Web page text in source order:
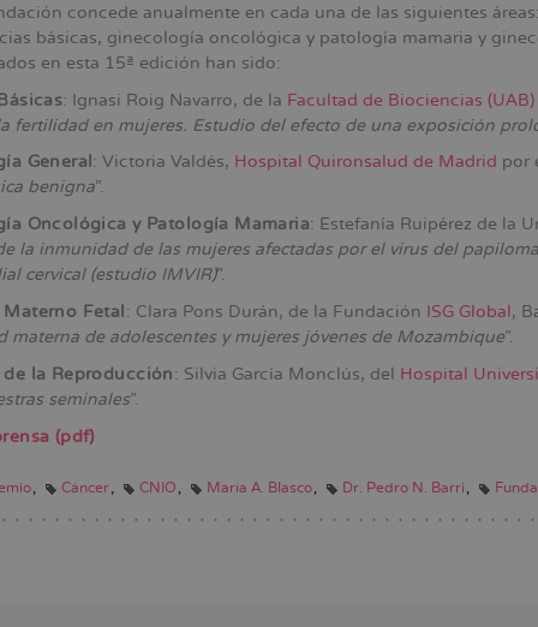
concede anualmente en cada una de las siguientes
básicas, ginecología oncológica y patología mamaria y
en esta 15ª edición han sido:
: Ignasi Roig Navarro, de la Facultad de Biociencias (UAB)
fertilidad en mujeres. Estudio del efecto de una exposición
General : Victoria Valdés, Hospital Quironsalud de Madrid por
benigna”.
Oncológica y Patología Mamaria: Estefanía Ruipérez de la
la inmunidad de las mujeres afectadas por el virus del
cervical (estudio IMVIR)”.
Fetal : Clara Pons Durán, de la Fundación ISG Global,
materna de adolescentes y mujeres jóvenes de Mozambique”.
la Reproducción: Silvia García Monclús, del Hospital
seminales”.
(pdf)
Cáncer CNIO María A. Blasco Dr. Pedro N. Barri